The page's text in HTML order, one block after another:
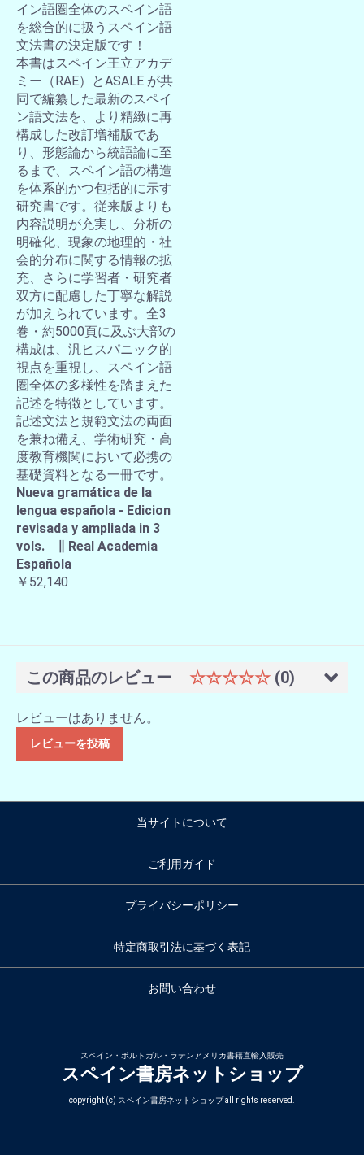
イン語圏全体のスペイン語
を総合的に扱うスペイン語
文法書の決定版です！
本書はスペイン王立アカデ
ミー（RAE）とASALE が共
同で編纂した最新のスペイ
ン語文法を、より精緻に再
構成した改訂増補版であ
り、形態論から統語論に至
るまで、スペイン語の構造
を体系的かつ包括的に示す
研究書です。従来版よりも
内容説明が充実し、分析の
明確化、現象の地理的・社
会的分布に関する情報の拡
充、さらに学習者・研究者
双方に配慮した丁寧な解説
が加えられています。全3
巻・約5000頁に及ぶ大部の
構成は、汎ヒスパニック的
視点を重視し、スペイン語
圏全体の多様性を踏まえた
記述を特徴としています。
記述文法と規範文法の両面
を兼ね備え、学術研究・高
度教育機関において必携の
基礎資料となる一冊です。
Nueva gramática de la
lengua española - Edicion
revisada y ampliada in 3
vols. ∥ Real Academia
Española
￥52,140
この商品のレビュー ☆☆☆☆☆ (0)
レビューはありません。
レビューを投稿
当サイトについて
ご利用ガイド
プライバシーポリシー
特定商取引法に基づく表記
お問い合わせ
スペイン・ポルトガル・ラテンアメリカ書籍直輸入販売
スペイン書房ネットショップ
copyright (c) スペイン書房ネットショップ all rights reserved.